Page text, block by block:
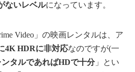
ないレベルになっています。
Video」の映画レンタルは、ア
4K HDRに非対応なのですが(一
ンタルであればHDで十分」とい